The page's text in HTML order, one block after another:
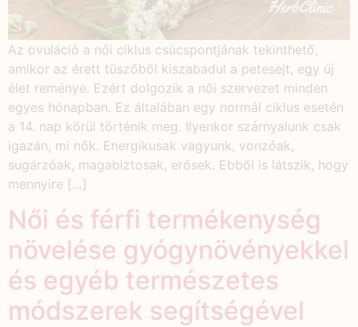
Az ovuláció a női ciklus csúcspontjának tekinthető,
amikor az érett tüszőből kiszabadul a petesejt, egy új
élet reménye. Ezért dolgozik a női szervezet minden
egyes hónapban. Ez általában egy normál ciklus esetén
a 14. nap körül történik meg. Ilyenkor szárnyalunk csak
igazán, mi nők. Energikusak vagyunk, vonzóak,
sugárzóak, magabiztosak, erősek. Ebből is látszik, hogy
mennyire […]
Női és férfi termékenység
növelése gyógynövényekkel
és egyéb természetes
módszerek segítségével